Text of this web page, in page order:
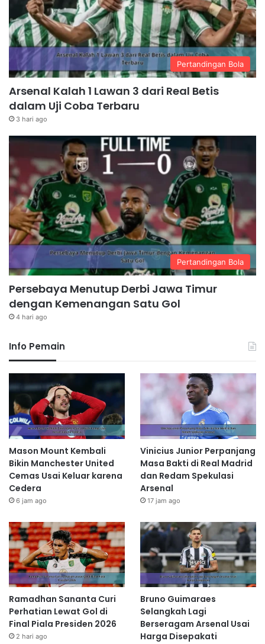
Pertandingan Bola
Arsenal Kalah 1 Lawan 3 dari Real Betis
dalam Uji Coba Terbaru
3 hari ago
Pertandingan Bola
Persebaya Menutup Derbi Jawa Timur
dengan Kemenangan Satu Gol
4 hari ago
Info Pemain
Mason Mount Kembali
Bikin Manchester United
Cemas Usai Keluar karena
Cedera
6 jam ago
Vinicius Junior Perpanjang
Masa Bakti di Real Madrid
dan Redam Spekulasi
Arsenal
17 jam ago
Ramadhan Sananta Curi
Perhatian Lewat Gol di
Final Piala Presiden 2026
2 hari ago
Bruno Guimaraes
Selangkah Lagi
Berseragam Arsenal Usai
Harga Disepakati